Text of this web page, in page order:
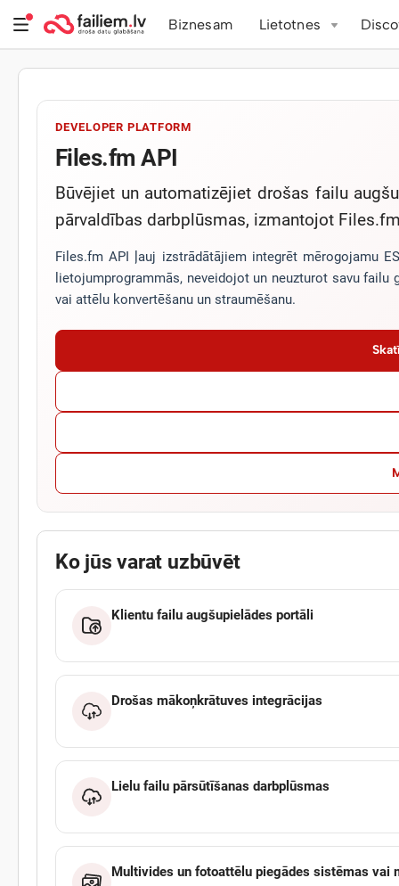
Biznesam Lietotnes
DEVELOPER PLATFORM
Files.fm API
Būvējiet un automatizējiet drošas failu
pārvaldības darbplūsmas, izmantojot
Files.fm API ļauj izstrādātājiem integrēt mērogojamu
lietojumprogrammās, neveidojot un neuzturot savu
vai attēlu konvertēšanu un straumēšanu.
Ko jūs varat uzbūvēt
Klientu failu augšupielādes portāli
Drošas mākoņkrātuves integrācijas
Lielu failu pārsūtīšanas darbplūsmas
Multivides un fotoattēlu piegādes sistēmas vai